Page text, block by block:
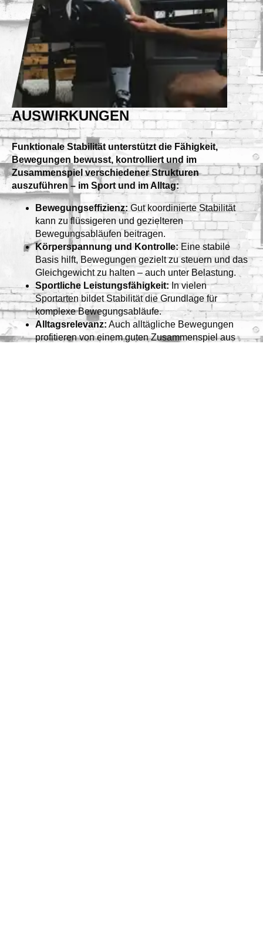
AUSWIRKUNGEN
Funktionale Stabilität unterstützt die Fähigkeit,
Bewegungen bewusst, kontrolliert und im
Zusammenspiel verschiedener Strukturen
auszuführen – im Sport und im Alltag:
Bewegungseffizienz: Gut koordinierte Stabilität
kann zu flüssigeren und gezielteren
Bewegungsabläufen beitragen.
Körperspannung und Kontrolle:Eine stabile
Basis hilft, Bewegungen gezielt zu steuern und das
Gleichgewicht zu halten – auch unter Belastung.
Sportliche Leistungsfähigkeit: In vielen
Sportarten bildet Stabilität die Grundlage für
komplexe Bewegungsabläufe.
Alltagsrelevanz: Auch alltägliche Bewegungen
profitieren von einem guten Zusammenspiel aus